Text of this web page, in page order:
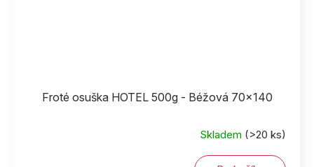
Froté osuška HOTEL 500g - Béžová 70x140
Skladem (>20 ks)